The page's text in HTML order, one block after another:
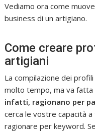
Vediamo ora come
business di un artigiano.
Come creare
artigiani
La compilazione dei
molto tempo, ma va fatta
infatti, ragionano per
cerca le vostre capacità
ragionare per keyword.